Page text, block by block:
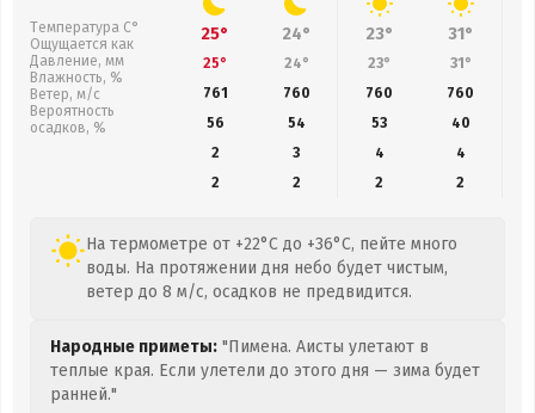
Температура С°
Ощущается как
Давление, мм
Влажность, %
Ветер, м/с
Вероятность
осадков, %
25° 24° 23° 31°
25° 24° 23° 31°
761
760 760 760
56
54 53 40
2
3 4
4
2
2 2 2
На термометре от +22°C до +36°C, пейте много
воды. На протяжении дня небо будет чистым,
ветер до 8 м/с, осадков не предвидится.
Народные приметы: "Пимена. Аисты улетают в
теплые края. Если улетели до этого дня — зима будет
ранней."